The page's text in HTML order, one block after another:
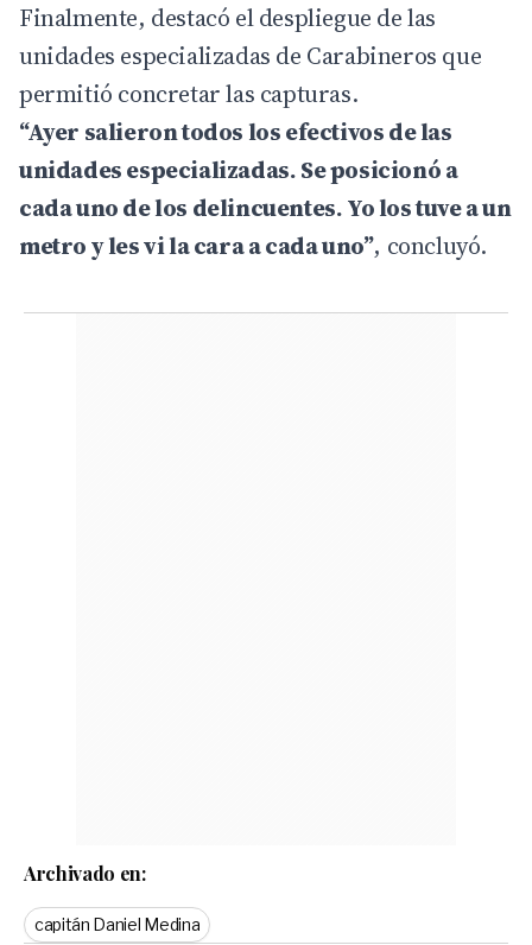
Finalmente, destacó el despliegue de las
unidades especializadas de Carabineros que
permitió concretar las capturas.
“Ayer salieron todos los efectivos de las
unidades especializadas. Se posicionó a
cada uno de los delincuentes. Yo los tuve a un
metro y les vi la cara a cada uno”, concluyó.
Archivado en:
capitán Daniel Medina